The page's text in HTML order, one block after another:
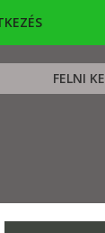
FELNI